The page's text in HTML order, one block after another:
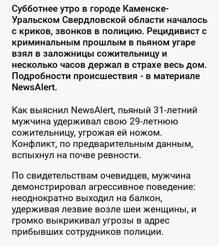
Субботнее утро в городе Каменске-
Уральском Свердловской области началось
с криков, звонков в полицию. Рецидивист с
криминальным прошлым в пьяном угаре
взял в заложницы сожительницу и
несколько часов держал в страхе весь дом.
Подробности происшествия - в материале
NewsAlert.
Как выяснил NewsAlert, пьяный 31-летний
мужчина удерживал свою 29-летнюю
сожительницу, угрожая ей ножом.
Конфликт, по предварительным данным,
вспыхнул на почве ревности.
По свидетельствам очевидцев, мужчина
демонстрировал агрессивное поведение:
неоднократно выходил на балкон,
удерживая лезвие возле шеи женщины, и
громко выкрикивал угрозы в адрес
прибывших сотрудников полиции.